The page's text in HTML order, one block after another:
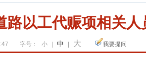
以工代赈项相关
字号： 小 中 大 我要提问